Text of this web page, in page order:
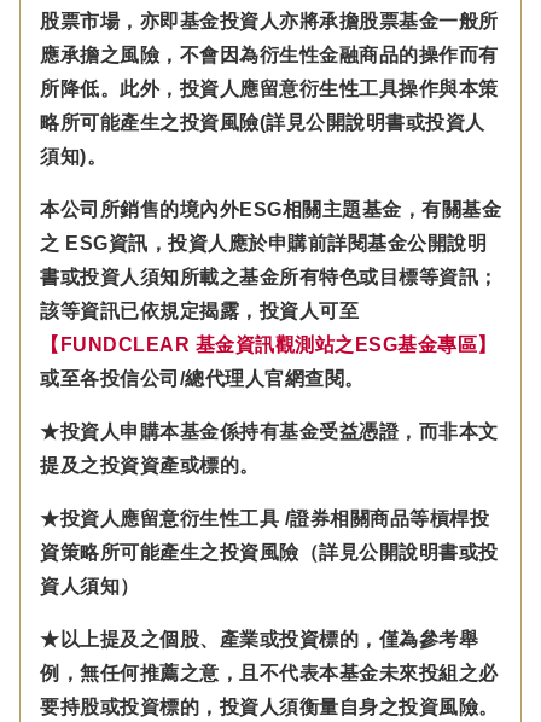
股票市場，亦即基金投資人亦將承擔股票基金一般所
應承擔之風險，不會因為衍生性金融商品的操作而有
所降低。此外，投資人應留意衍生性工具操作與本策
略所可能產生之投資風險(詳見公開說明書或投資人
須知)。
本公司所銷售的境內外ESG相關主題基金，有關基金
之 ESG資訊，投資人應於申購前詳閱基金公開說明
書或投資人須知所載之基金所有特色或目標等資訊；
該等資訊已依規定揭露，投資人可至
【FUNDCLEAR 基金資訊觀測站之ESG基金專區】
或至各投信公司/總代理人官網查閱。
★投資人申購本基金係持有基金受益憑證，而非本文
提及之投資資產或標的。
★投資人應留意衍生性工具 /證券相關商品等槓桿投
資策略所可能產生之投資風險（詳見公開說明書或投
資人須知）
★以上提及之個股、產業或投資標的，僅為參考舉
例，無任何推薦之意，且不代表本基金未來投組之必
要持股或投資標的，投資人須衡量自身之投資風險。